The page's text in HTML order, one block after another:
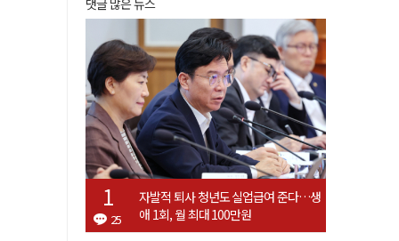
댓글 많은 뉴스
25
자발적 퇴사 청년도 실업급여 준다…생
애 1회, 월 최대 100만원